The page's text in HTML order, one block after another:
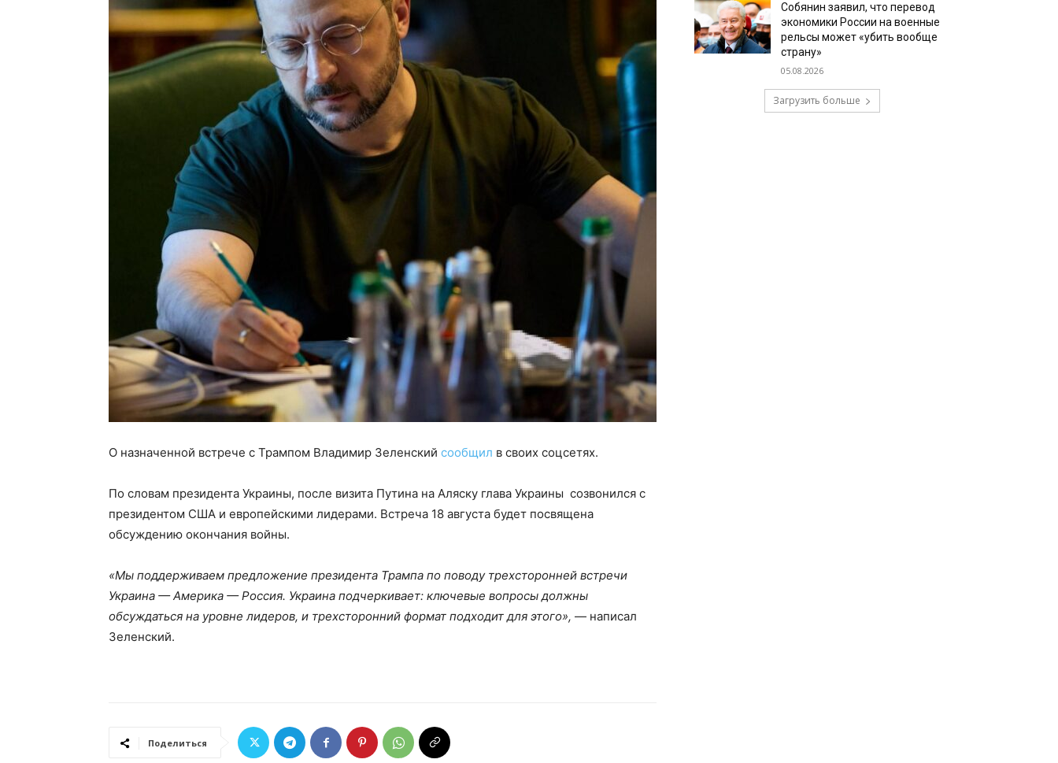
О назначенной встрече с Трампом Владимир Зеленский сообщил в своих соцсетях.
По словам президента Украины, после визита Путина на Аляску глава Украины созвонился с
президентом США и европейскими лидерами. Встреча 18 августа будет посвящена
обсуждению окончания войны.
«Мы поддерживаем предложение президента Трампа по поводу трехсторонней встречи
Украина — Америка — Россия. Украина подчеркивает: ключевые вопросы должны
обсуждаться на уровне лидеров, и трехсторонний формат подходит для этого», — написал
Зеленский.
Поделиться
Собянин заявил, что перевод
экономики России на военные
рельсы может «убить вообще
страну»
05.08.2026
Загрузить больше